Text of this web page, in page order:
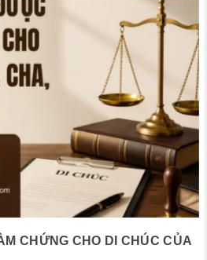
CHỨNG CHO DI CHÚC CỦA